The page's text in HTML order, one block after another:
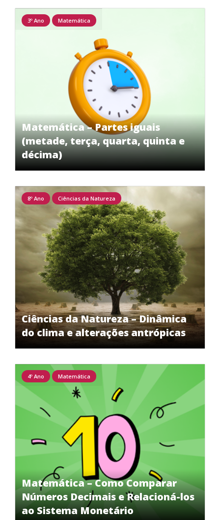
Matemática – Partes iguais
(metade, terça, quarta, quinta e
décima)
3º Ano Matemática
Ciências da Natureza – Dinâmica
do clima e alterações antrópicas
8º Ano Ciências da Natureza
Matemática – Como Comparar
Números Decimais e Relacioná-los
ao Sistema Monetário
4º Ano Matemática